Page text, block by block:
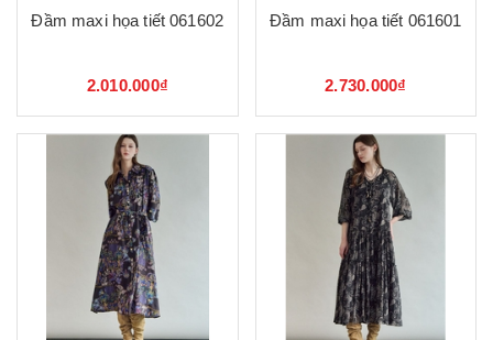
Đầm maxi họa tiết 061602
2.010.000₫
Đầm maxi họa tiết 061601
2.730.000₫